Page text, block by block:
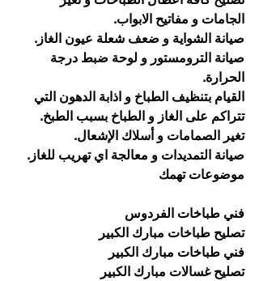
الجامات و مفاتيح الابواب.
صيانة الشواية و ضعف شعلة عيون الغاز.
صيانة الترومستور و لوحة ضبط درجة
الحرارة.
القيام بتنظيف الطباخ و اذابة الدهون التي
تتراكم على الغاز و الطباخ بسبب الطبخ.
تغير الصمامات و أسلاك الإشعال.
صيانة التمديدات و معالجة اي تهريب للغاز.
موضوعات تهمك
فني طباخات الفردوس
تصليح طباخات مبارك الكبير
فني طباخات مبارك الكبير
تصليح غسالات مبارك الكبير